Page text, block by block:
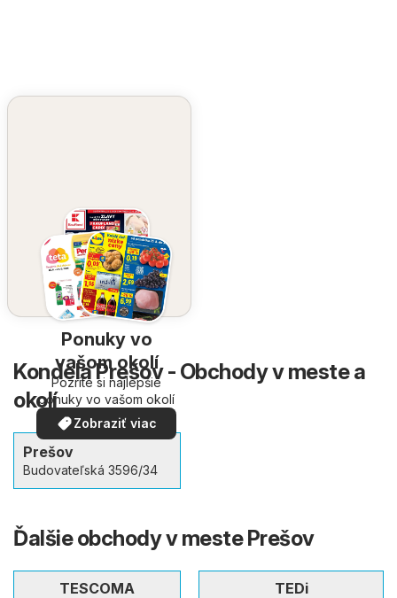
Ponuky vo
vašom okolí
Pozrite si najlepšie
ponuky vo vašom okolí
Zobraziť viac
Kondela Prešov - Obchody v meste a
okolí
Prešov
Budovateľská 3596/34
Ďalšie obchody v meste Prešov
TESCOMA
TEDi